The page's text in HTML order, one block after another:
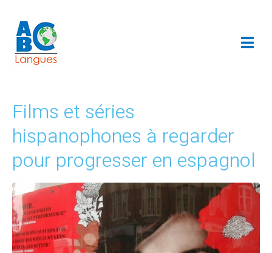
Films et séries
hispanophones à regarder
pour progresser en espagnol